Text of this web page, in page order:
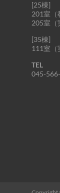
[25棟]
201室（
205室（
[35棟]
111室（
TEL
045-